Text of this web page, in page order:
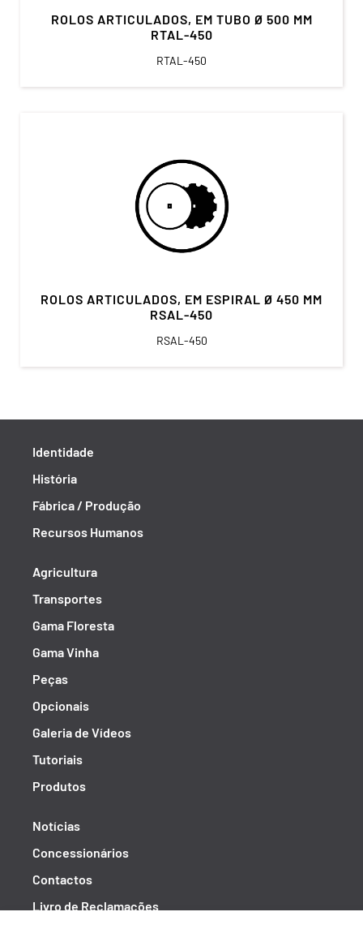
ROLOS ARTICULADOS, EM TUBO Ø 500 MM
RTAL-450
RTAL-450
ROLOS ARTICULADOS, EM ESPIRAL Ø 450 MM
RSAL-450
RSAL-450
Identidade
História
Fábrica / Produção
Recursos Humanos
Agricultura
Transportes
Gama Floresta
Gama Vinha
Peças
Opcionais
Galeria de Vídeos
Tutoriais
Produtos
Notícias
Concessionários
Contactos
Livro de Reclamações